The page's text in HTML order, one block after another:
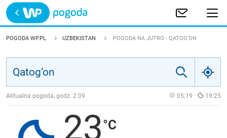
Trwa ładowanie
POLSKA
JAKOŚĆ POWIETRZA
POGODA WP.PL UZBEKISTAN POGODA NA JUTRO - QATOG‘ON
Aktualna pogoda, godz. 2:09 05:19 19:25
23